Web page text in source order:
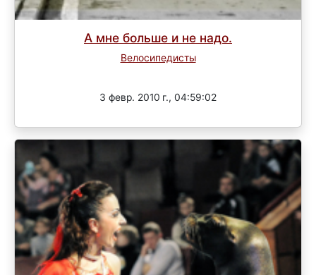
А мне больше и не надо.
Велосипедисты
3 февр. 2010 г., 04:59:02